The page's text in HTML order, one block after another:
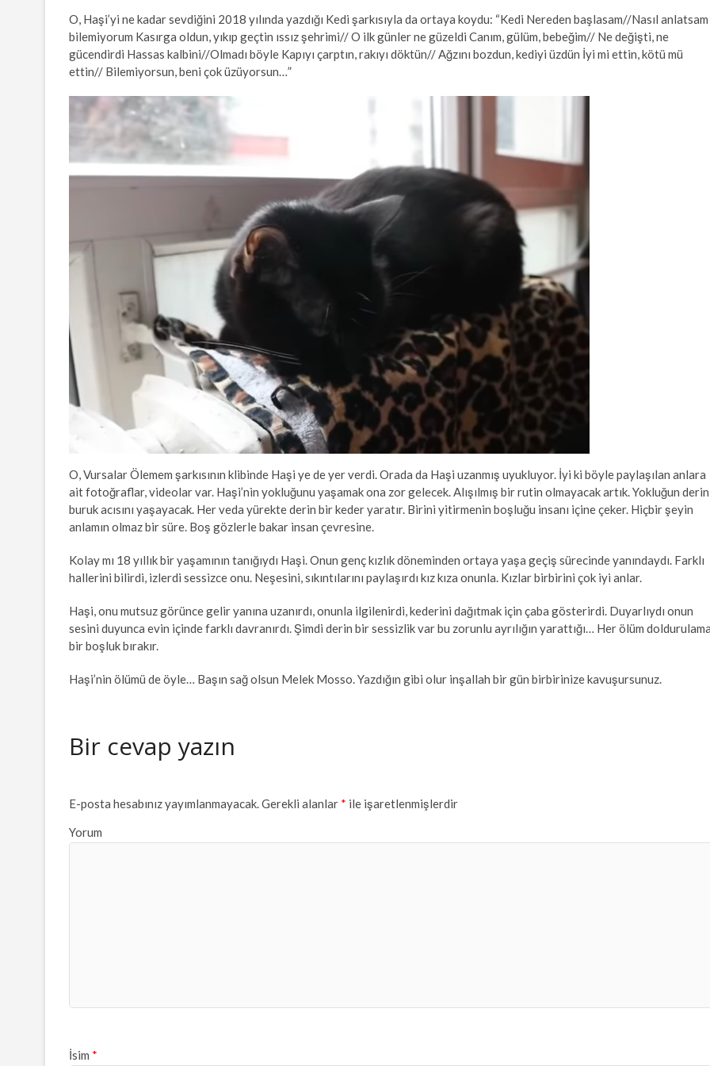
O, Haşi’yi ne kadar sevdiğini 2018 yılında yazdığı Kedi şarkısıyla da ortaya koydu: “Kedi Nereden başlasam//Nasıl anlatsam
bilemiyorum Kasırga oldun, yıkıp geçtin ıssız şehrimi// O ilk günler ne güzeldi Canım, gülüm, bebeğim// Ne değişti, ne
gücendirdi Hassas kalbini//Olmadı böyle Kapıyı çarptın, rakıyı döktün// Ağzını bozdun, kediyi üzdün İyi mi ettin, kötü mü
ettin// Bilemiyorsun, beni çok üzüyorsun…”
O, Vursalar Ölemem şarkısının klibinde Haşi ye de yer verdi. Orada da Haşi uzanmış uyukluyor. İyi ki böyle paylaşılan anlara
ait fotoğraflar, videolar var. Haşi’nin yokluğunu yaşamak ona zor gelecek. Alışılmış bir rutin olmayacak artık. Yokluğun derin
buruk acısını yaşayacak. Her veda yürekte derin bir keder yaratır. Birini yitirmenin boşluğu insanı içine çeker. Hiçbir şeyin
anlamın olmaz bir süre. Boş gözlerle bakar insan çevresine.
Kolay mı 18 yıllık bir yaşamının tanığıydı Haşi. Onun genç kızlık döneminden ortaya yaşa geçiş sürecinde yanındaydı. Farklı
hallerini bilirdi, izlerdi sessizce onu. Neşesini, sıkıntılarını paylaşırdı kız kıza onunla. Kızlar birbirini çok iyi anlar.
Haşi, onu mutsuz görünce gelir yanına uzanırdı, onunla ilgilenirdi, kederini dağıtmak için çaba gösterirdi. Duyarlıydı onun
sesini duyunca evin içinde farklı davranırdı. Şimdi derin bir sessizlik var bu zorunlu ayrılığın yarattığı… Her ölüm
bir boşluk bırakır.
Haşi’nin ölümü de öyle… Başın sağ olsun Melek Mosso. Yazdığın gibi olur inşallah bir gün birbirinize kavuşursunuz.
Bir cevap yazın
E-posta hesabınız yayımlanmayacak.Gerekli alanlar * ile işaretlenmişlerdir
Yorum
İsim *